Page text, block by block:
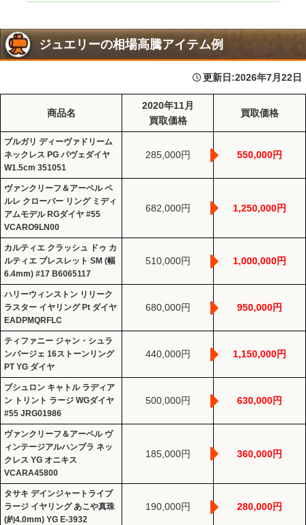
ジュエリーの相場高騰アイテム例
更新日:2026年7月22日
商品名
2020年11月
買取価格
買取価格
ブルガリ ディーヴァドリーム
ネックレス PG パヴェダイヤ
W1.5cm 351051
285,000円 550,000円
ヴァンクリーフ＆アーペル ペ
ルレ クローバー リング ミディ
アムモデル RGダイヤ #55
VCARO9LN00
682,000円 1,250,000円
カルティエ クラッシュ ドゥ カ
ルティエ ブレスレット SM (幅
6.4mm) #17 B6065117
510,000円 1,000,000円
ハリーウィンストン リリーク
ラスター イヤリング Pt ダイヤ
EADPMQRFLC
680,000円 950,000円
ティファニー ジャン・シュラ
ンバージェ 16ストーンリング
PT YG ダイヤ
440,000円 1,150,000円
ブシュロン キャトル ラディア
ン トリント ラージ WGダイヤ
#55 JRG01986
500,000円 630,000円
ヴァンクリーフ＆アーペル ヴ
ィンテージアルハンブラ ネッ
クレス YG オニキス
VCARA45800
185,000円 360,000円
タサキ デインジャートライブ
ラージ イヤリング あこや真珠
(約4.0mm) YG E-3932
190,000円 280,000円